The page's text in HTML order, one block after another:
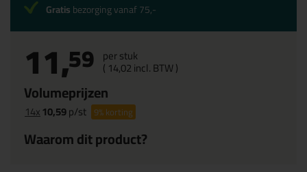
11,59 per stuk
( 14,02incl. BTW )
Volumeprijzen
14x10,59p/st 9%korting
Waarom dit product?
Gratisbezorging vanaf 75,-